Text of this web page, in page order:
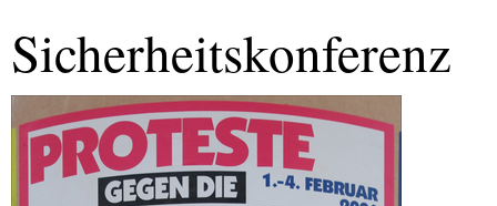
Sicherheitskonferenz